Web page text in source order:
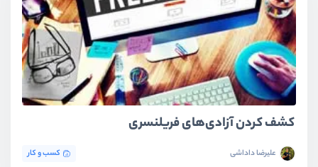
کشف کردن آزادی‌های فریلنسری
علیرضا داداشی کسب و کار